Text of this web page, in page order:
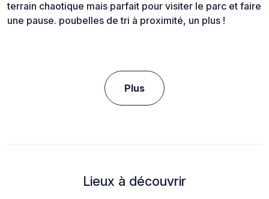
terrain chaotique mais parfait pour visiter le parc et faire
une pause. poubelles de tri à proximité, un plus !
Plus
Lieux à découvrir